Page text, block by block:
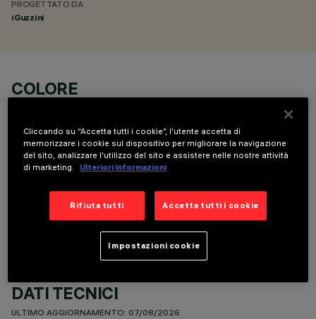
PROGETTATO DA
iGuzzini
COLORE
COMPONENTI OPZIONALI
DATI TECNICI
ULTIMO AGGIORNAMENTO: 07/08/2026
Cliccando su “Accetta tutti i cookie”, l'utente accetta di
memorizzare i cookie sul dispositivo per migliorare la navigazione
del sito, analizzare l'utilizzo del sito e assistere nelle nostre attività
di marketing.
Ulteriori informazioni
Rifiuta tutti Accetta tutti i cookie
Impostazioni cookie